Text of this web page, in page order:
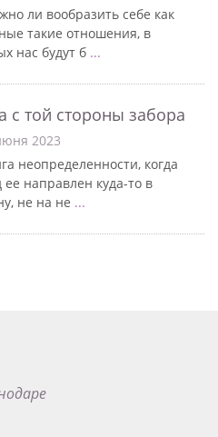
ли вообразить себе как
такие отношения, в
нас будут б ...
с той стороны забора
2023
неопределенности, когда
ее направлен куда-то в
не на не ...